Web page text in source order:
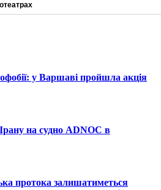
у Варшаві пройшла акція
на судно ADNOC в
протока залишатиметься